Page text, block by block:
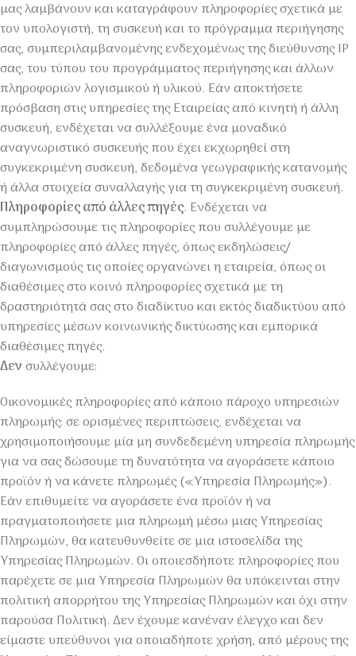
μας λαμβάνουν και καταγράφουν πληροφορίες σχετικά με
τον υπολογιστή, τη συσκευή και το πρόγραμμα περιήγησης
σας, συμπεριλαμβανομένης ενδεχομένως της διεύθυνσης IP
σας, του τύπου του προγράμματος περιήγησης και άλλων
πληροφοριών λογισμικού ή υλικού. Εάν αποκτήσετε
πρόσβαση στις υπηρεσίες της Εταιρείας από κινητή ή άλλη
συσκευή, ενδέχεται να συλλέξουμε ένα μοναδικό
αναγνωριστικό συσκευής που έχει εκχωρηθεί στη
συγκεκριμένη συσκευή, δεδομένα γεωγραφικής κατανομής
ή άλλα στοιχεία συναλλαγής για τη συγκεκριμένη συσκευή.
Πληροφορίες από άλλες πηγές. Ενδέχεται να
συμπληρώσουμε τις πληροφορίες που συλλέγουμε με
πληροφορίες από άλλες πηγές, όπως εκδηλώσεις/
διαγωνισμούς τις οποίες οργανώνει η εταιρεία, όπως οι
διαθέσιμες στο κοινό πληροφορίες σχετικά με τη
δραστηριότητά σας στο διαδίκτυο και εκτός διαδικτύου από
υπηρεσίες μέσων κοινωνικής δικτύωσης και εμπορικά
διαθέσιμες πηγές.
Δενσυλλέγουμε:
Οικονομικές πληροφορίες από κάποιο πάροχο υπηρεσιών
πληρωμής: σε ορισμένες περιπτώσεις, ενδέχεται να
χρησιμοποιήσουμε μία μη συνδεδεμένη υπηρεσία πληρωμής
για να σας δώσουμε τη δυνατότητα να αγοράσετε κάποιο
προϊόν ή να κάνετε πληρωμές («Υπηρεσία Πληρωμής»).
Εάν επιθυμείτε να αγοράσετε ένα προϊόν ή να
πραγματοποιήσετε μια πληρωμή μέσω μιας Υπηρεσίας
Πληρωμών, θα κατευθυνθείτε σε μια ιστοσελίδα της
Υπηρεσίας Πληρωμών. Οι οποιεσδήποτε πληροφορίες που
παρέχετε σε μια Υπηρεσία Πληρωμών θα υπόκεινται στην
πολιτική απορρήτου της Υπηρεσίας Πληρωμών και όχι στην
παρούσα Πολιτική. Δεν έχουμε κανέναν έλεγχο και δεν
είμαστε υπεύθυνοι για οποιαδήποτε χρήση, από μέρους της